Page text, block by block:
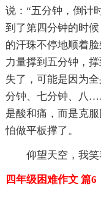
说：“五分钟，倒计
到了第四分钟的时
的汗珠不停地顺着
力量撑到五分钟，
失了，可能是因为
分钟、七分钟、八
是酸和痛，而是克
怕做平板撑了。
仰望天空，我
四年级困难作文 篇6